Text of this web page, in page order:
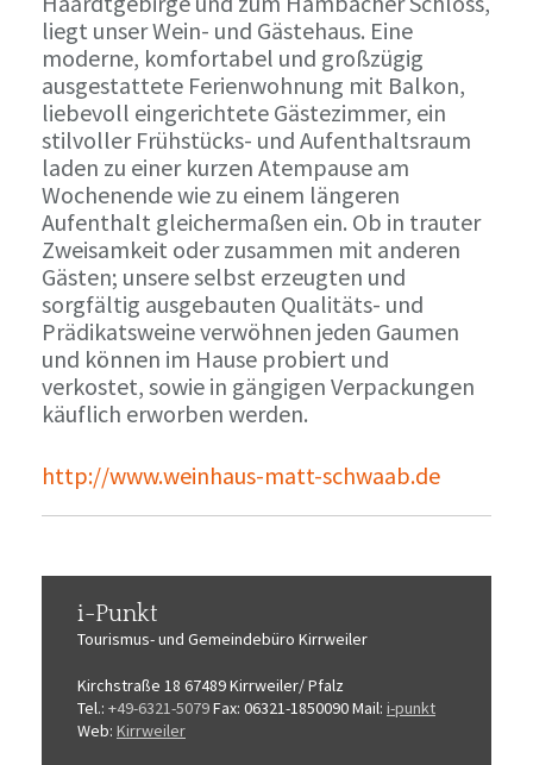
liegt unser Wein- und Gästehaus. Eine
moderne, komfortabel und großzügig
ausgestattete Ferienwohnung mit Balkon,
liebevoll eingerichtete Gästezimmer, ein
stilvoller Frühstücks- und Aufenthaltsraum
laden zu einer kurzen Atempause am
Wochenende wie zu einem längeren
Aufenthalt gleichermaßen ein. Ob in trauter
Zweisamkeit oder zusammen mit anderen
Gästen; unsere selbst erzeugten und
sorgfältig ausgebauten Qualitäts- und
Prädikatsweine verwöhnen jeden Gaumen
und können im Hause probiert und
verkostet, sowie in gängigen Verpackungen
käuflich erworben werden.
http://www.weinhaus-matt-schwaab.de
i-Punkt
Tourismus-und Gemeindebüro Kirrweiler
Kirchstraße 18 67489 Kirrweiler/ Pfalz
Tel.: +49-6321-5079Fax: 06321-1850090Mail: i-punkt
Web: Kirrweiler